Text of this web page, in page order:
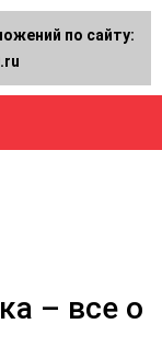
– все о
по сайту: